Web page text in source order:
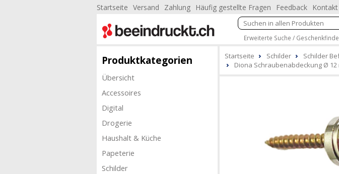
Startseite Versand Zahlung Häufig gestellte Fragen Feedback Kontakt
Erweiterte Suche /
Produktkategorien
Übersicht
Accessoires
Digital
Drogerie
Haushalt & Küche
Papeterie
Schilder
Startseite Schilder
Schilder
Diona Schraubenabdeckung Ø 12